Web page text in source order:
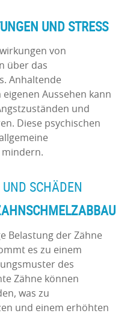
UND STRESS
von
über das
Anhaltende
Aussehen kann
und
Diese psychischen
mindern.
SCHÄDEN
Belastung der Zähne
es zu einem
des
Zähne können
was zu
und einem erhöhten